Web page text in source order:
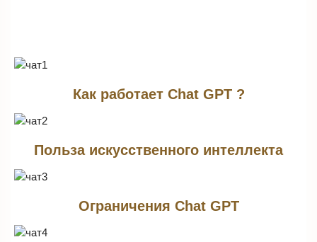
Как работает Chat GPT ?
Польза искусственного интеллекта
Ограничения Chat GPT